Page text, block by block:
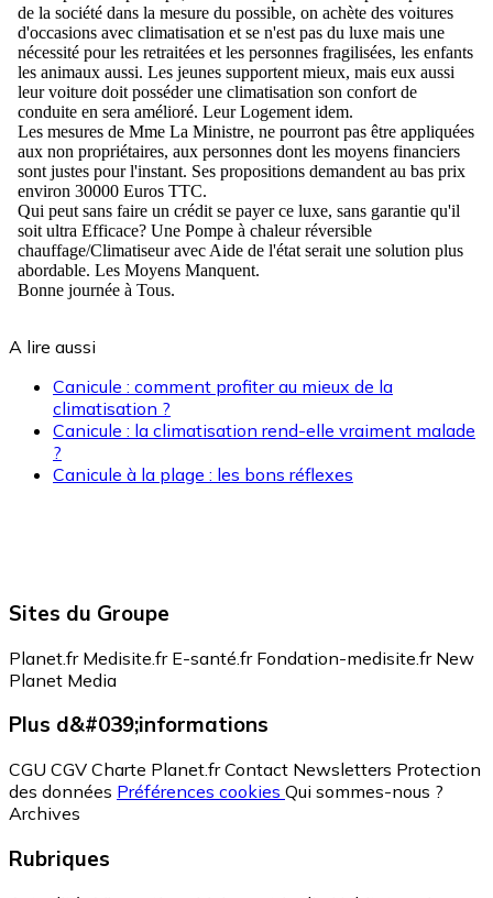
A lire aussi
Canicule : comment profiter au mieux de la
climatisation ?
Canicule : la climatisation rend-elle vraiment malade
?
Canicule à la plage : les bons réflexes
Sites du Groupe
Planet.fr Medisite.fr E-santé.fr Fondation-medisite.fr New
Planet Media
Plus d&#039;informations
CGU CGV Charte Planet.fr Contact Newsletters Protection
des données Préférences cookies Qui sommes-nous ?
Archives
Rubriques